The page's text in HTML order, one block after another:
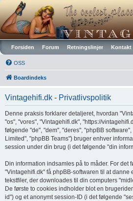
Vintagehifi.dk
Forsiden Forum Retningslinjer Kontakt
OSS
Boardindeks
Vintagehifi.dk - Privatlivspolitik
Denne praksis forklarer detaljeret, hvordan
"os", "vores", "Vintagehifi.dk", "https://
følgende "de", "dem", "deres", "phpBB
Limited", "phpBB Teams") bruger enhver
session under din brug (i det følgende "din
Din information indsamles på to måder. For det
"Vintagehifi.dk" få phpBB-softwaren til at danne
tekstfiler, der downloades til din computers
De første to cookies indholder blot en
id") og et anonymt session-ID (i det følgende